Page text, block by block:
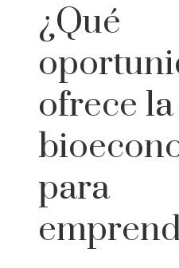
¿Qué
ofrece la
para